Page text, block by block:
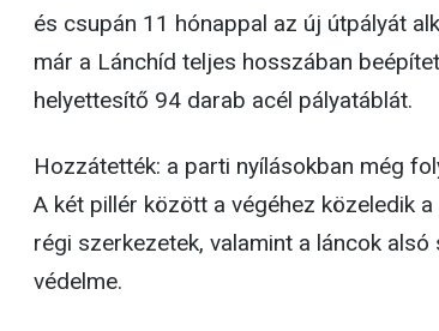
és csupán 11 hónappal az új útpályát
már a Lánchíd teljes hosszában
helyettesítő 94 darab acél pályatáblát.
Hozzátették: a parti nyílásokban még
A két pillér között a végéhez közeledik
régi szerkezetek, valamint a láncok
védelme.